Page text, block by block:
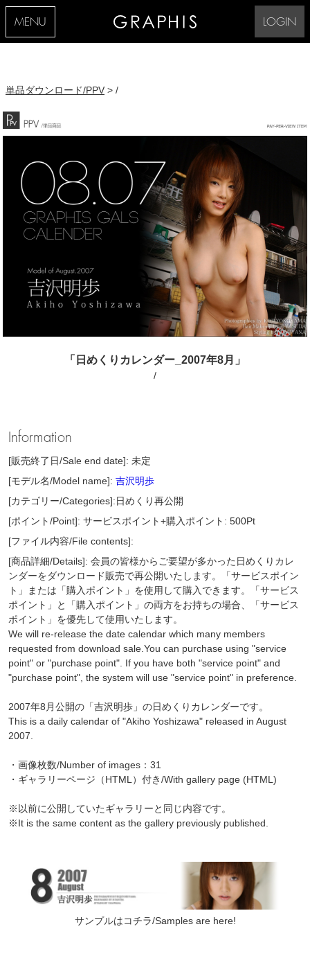
MENU LOGIN
単品ダウンロード/PPV > /
「日めくりカレンダー_2007年8月」
/
Information
[販売終了日/Sale end date]: 未定
[モデル名/Model name]:吉沢明歩
[カテゴリー/Categories]:日めくり再公開
[ポイント/Point]: サービスポイント+購入ポイント: 500Pt
[ファイル内容/File contents]:
[商品詳細/Details]: 会員の皆様からご要望が多かった日めくりカレ
ンダーをダウンロード販売で再公開いたします。「サービスポイン
ト」または「購入ポイント」を使用して購入できます。「サービス
ポイント」と「購入ポイント」の両方をお持ちの場合、「サービス
ポイント」を優先して使用いたします。
We will re-release the date calendar which many members
requested from download sale.You can purchase using "service
point" or "purchase point". If you have both "service point" and
"purchase point", the system will use "service point" in preference.
2007年8月公開の「吉沢明歩」の日めくりカレンダーです。
This is a daily calendar of "Akiho Yoshizawa" released in August
2007.
・画像枚数/Number of images：31
・ギャラリーページ（HTML）付き/With gallery page (HTML)
※以前に公開していたギャラリーと同じ内容です。
※It is the same content as the gallery previously published.
サンプルはコチラ/Samples are here!